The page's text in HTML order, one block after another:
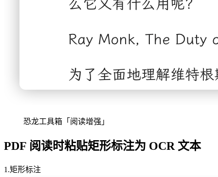
恐龙工具箱「阅读增强」
PDF 阅读时粘贴矩形标注为 OCR 文本
1.矩形标注